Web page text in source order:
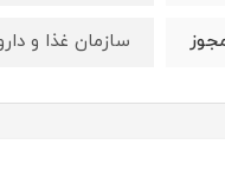
سازمان غذا و